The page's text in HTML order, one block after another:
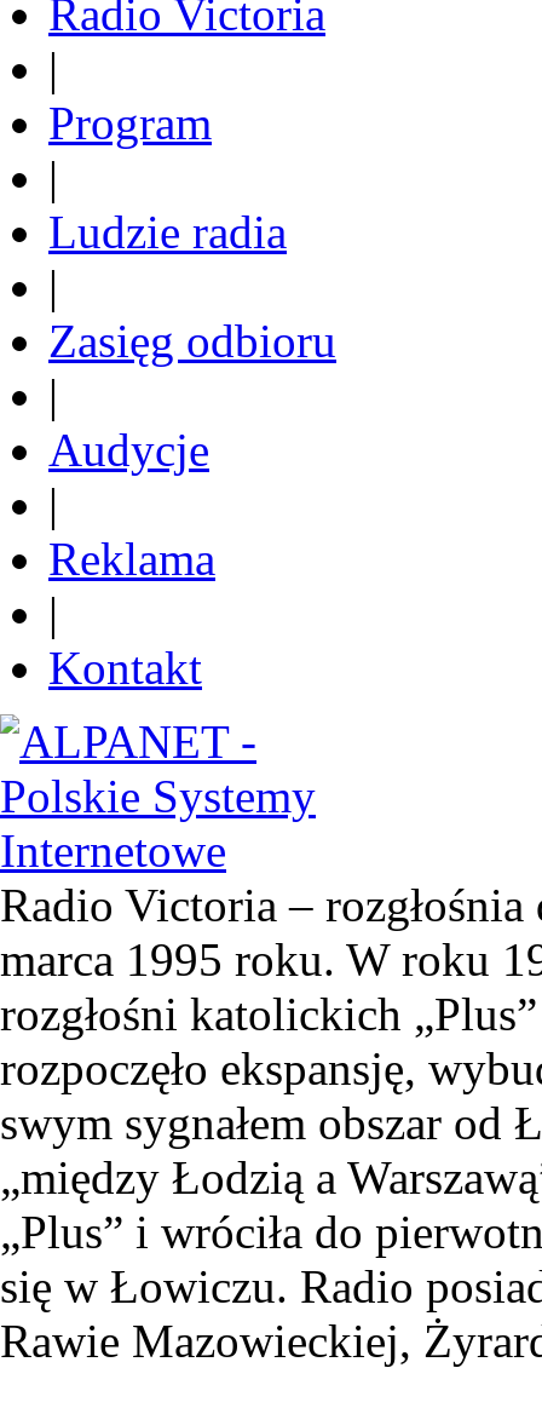
Radio Victoria
|
Program
|
Ludzie radia
|
Zasięg odbioru
|
Audycje
|
Reklama
|
Kontakt
Radio Victoria –
marca 1995 roku. W roku
rozgłośni katolickich
rozpoczęło ekspansję,
swym sygnałem obszar od
„między Łodzią a
„Plus” i wróciła do
się w Łowiczu. Radio
Rawie Mazowieckiej,